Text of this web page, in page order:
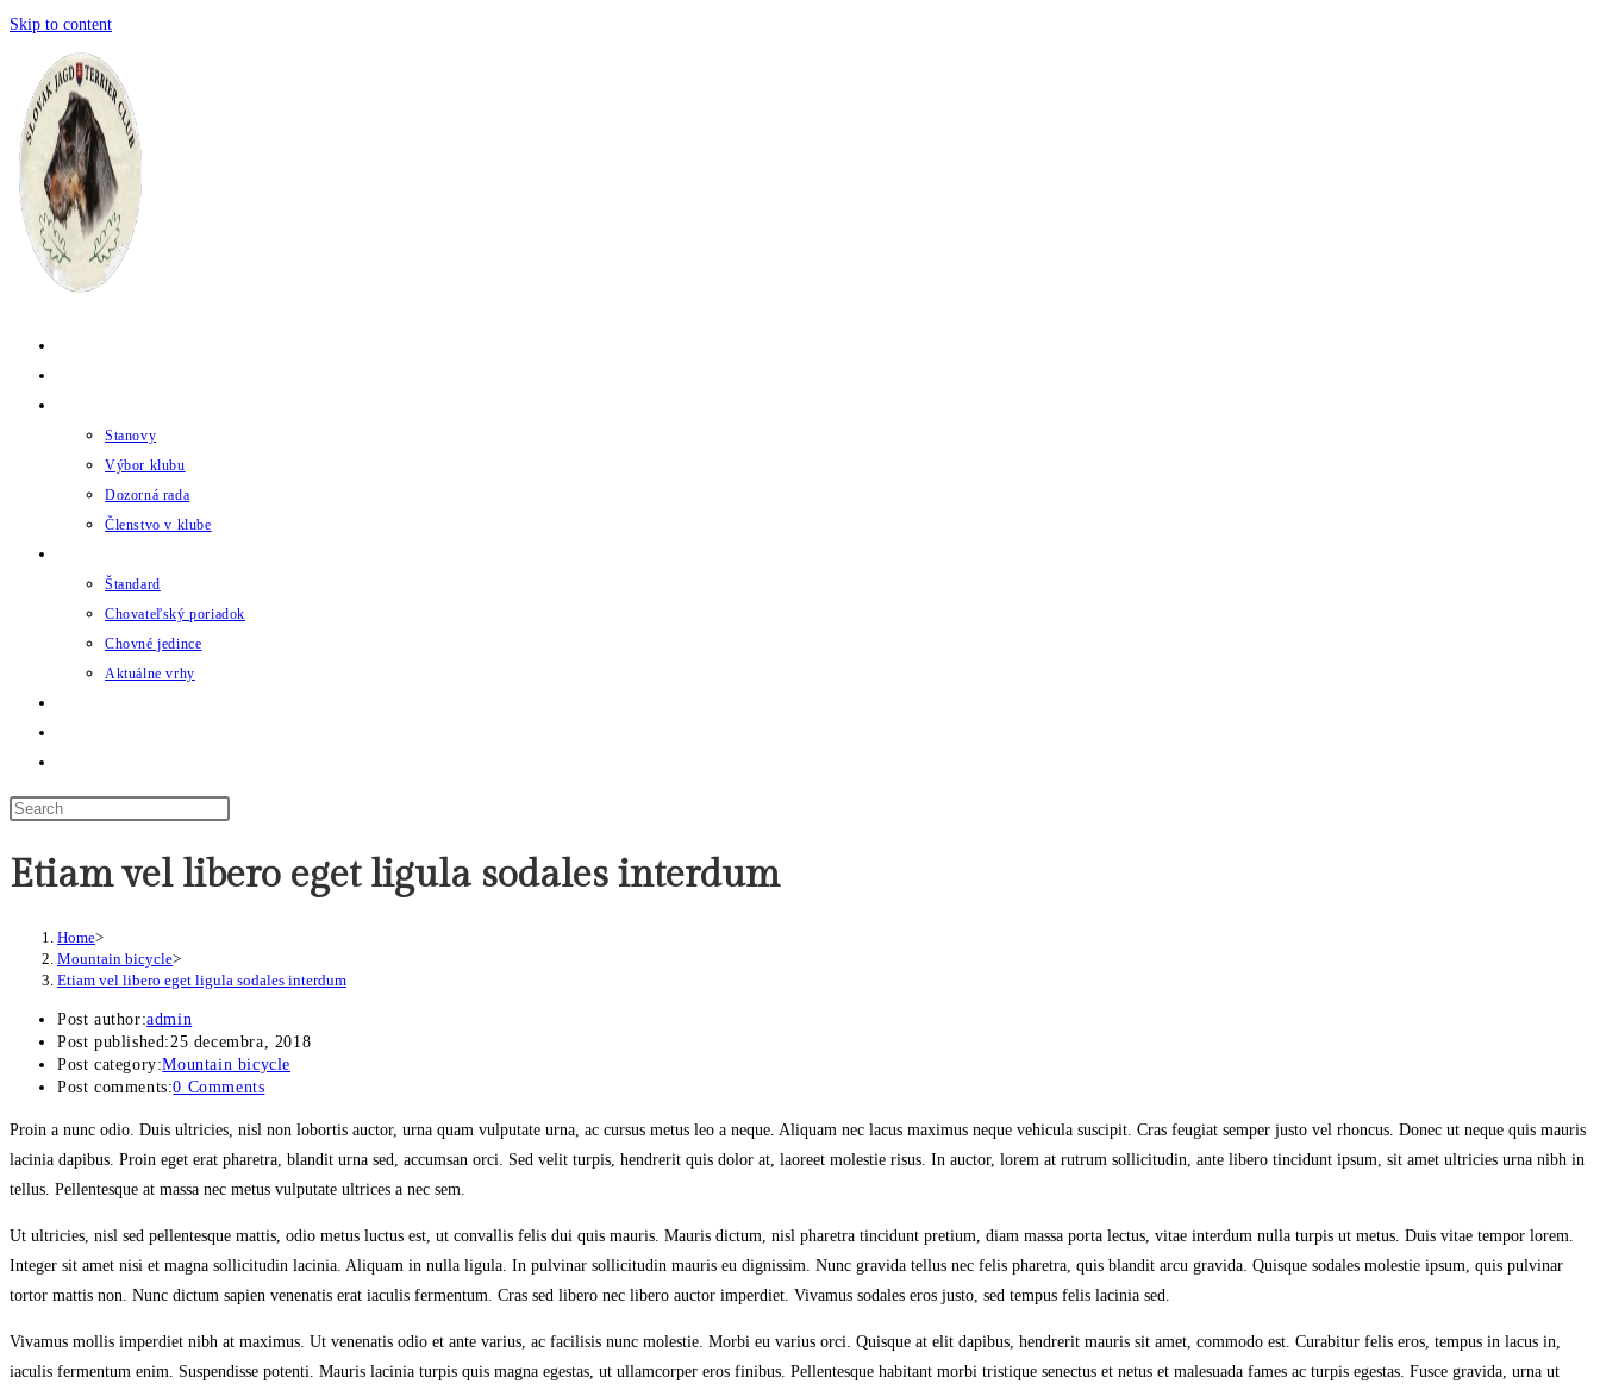
Skip to content
Stanovy
Výbor klubu
Dozorná rada
Členstvo v klube
Štandard
Chovateľský poriadok
Chovné jedince
Aktuálne vrhy
Etiam vel libero eget ligula sodales interdum
Home>
Mountain bicycle>
Etiam vel libero eget ligula sodales interdum
Post author:admin
Post published: 25 decembra, 2018
Post category:Mountain bicycle
Post comments:0 Comments
Proin a nunc odio. Duis ultricies, nisl non lobortis auctor, urna quam vulputate urna, ac cursus metus leo a neque. Aliquam nec lacus maximus neque vehicula suscipit. Cras feugiat semper justo vel rhoncus. Donec ut neque quis mauris
lacinia dapibus. Proin eget erat pharetra, blandit urna sed, accumsan orci. Sed velit turpis, hendrerit quis dolor at, laoreet molestie risus. In auctor, lorem at rutrum sollicitudin, ante libero tincidunt ipsum, sit amet ultricies urna nibh in
tellus. Pellentesque at massa nec metus vulputate ultrices a nec sem.
Ut ultricies, nisl sed pellentesque mattis, odio metus luctus est, ut convallis felis dui quis mauris. Mauris dictum, nisl pharetra tincidunt pretium, diam massa porta lectus, vitae interdum nulla turpis ut metus. Duis vitae tempor lorem.
Integer sit amet nisi et magna sollicitudin lacinia. Aliquam in nulla ligula. In pulvinar sollicitudin mauris eu dignissim. Nunc gravida tellus nec felis pharetra, quis blandit arcu gravida. Quisque sodales molestie ipsum, quis pulvinar
tortor mattis non. Nunc dictum sapien venenatis erat iaculis fermentum. Cras sed libero nec libero auctor imperdiet. Vivamus sodales eros justo, sed tempus felis lacinia sed.
Vivamus mollis imperdiet nibh at maximus. Ut venenatis odio et ante varius, ac facilisis nunc molestie. Morbi eu varius orci. Quisque at elit dapibus, hendrerit mauris sit amet, commodo est. Curabitur felis eros, tempus in lacus in,
iaculis fermentum enim. Suspendisse potenti. Mauris lacinia turpis quis magna egestas, ut ullamcorper eros finibus. Pellentesque habitant morbi tristique senectus et netus et malesuada fames ac turpis egestas. Fusce gravida, urna ut